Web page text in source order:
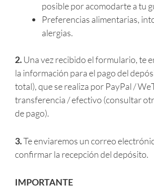
posible por acomodarte a tu
Preferencias alimentarias,
alergias.
2.Una vez recibido el formulario, te
la información para el pago del
total), que se realiza por PayPal /
transferencia / efectivo (consultar
de pago).
3.Te enviaremos un correo
confirmar la recepción del depósito.
IMPORTANTE